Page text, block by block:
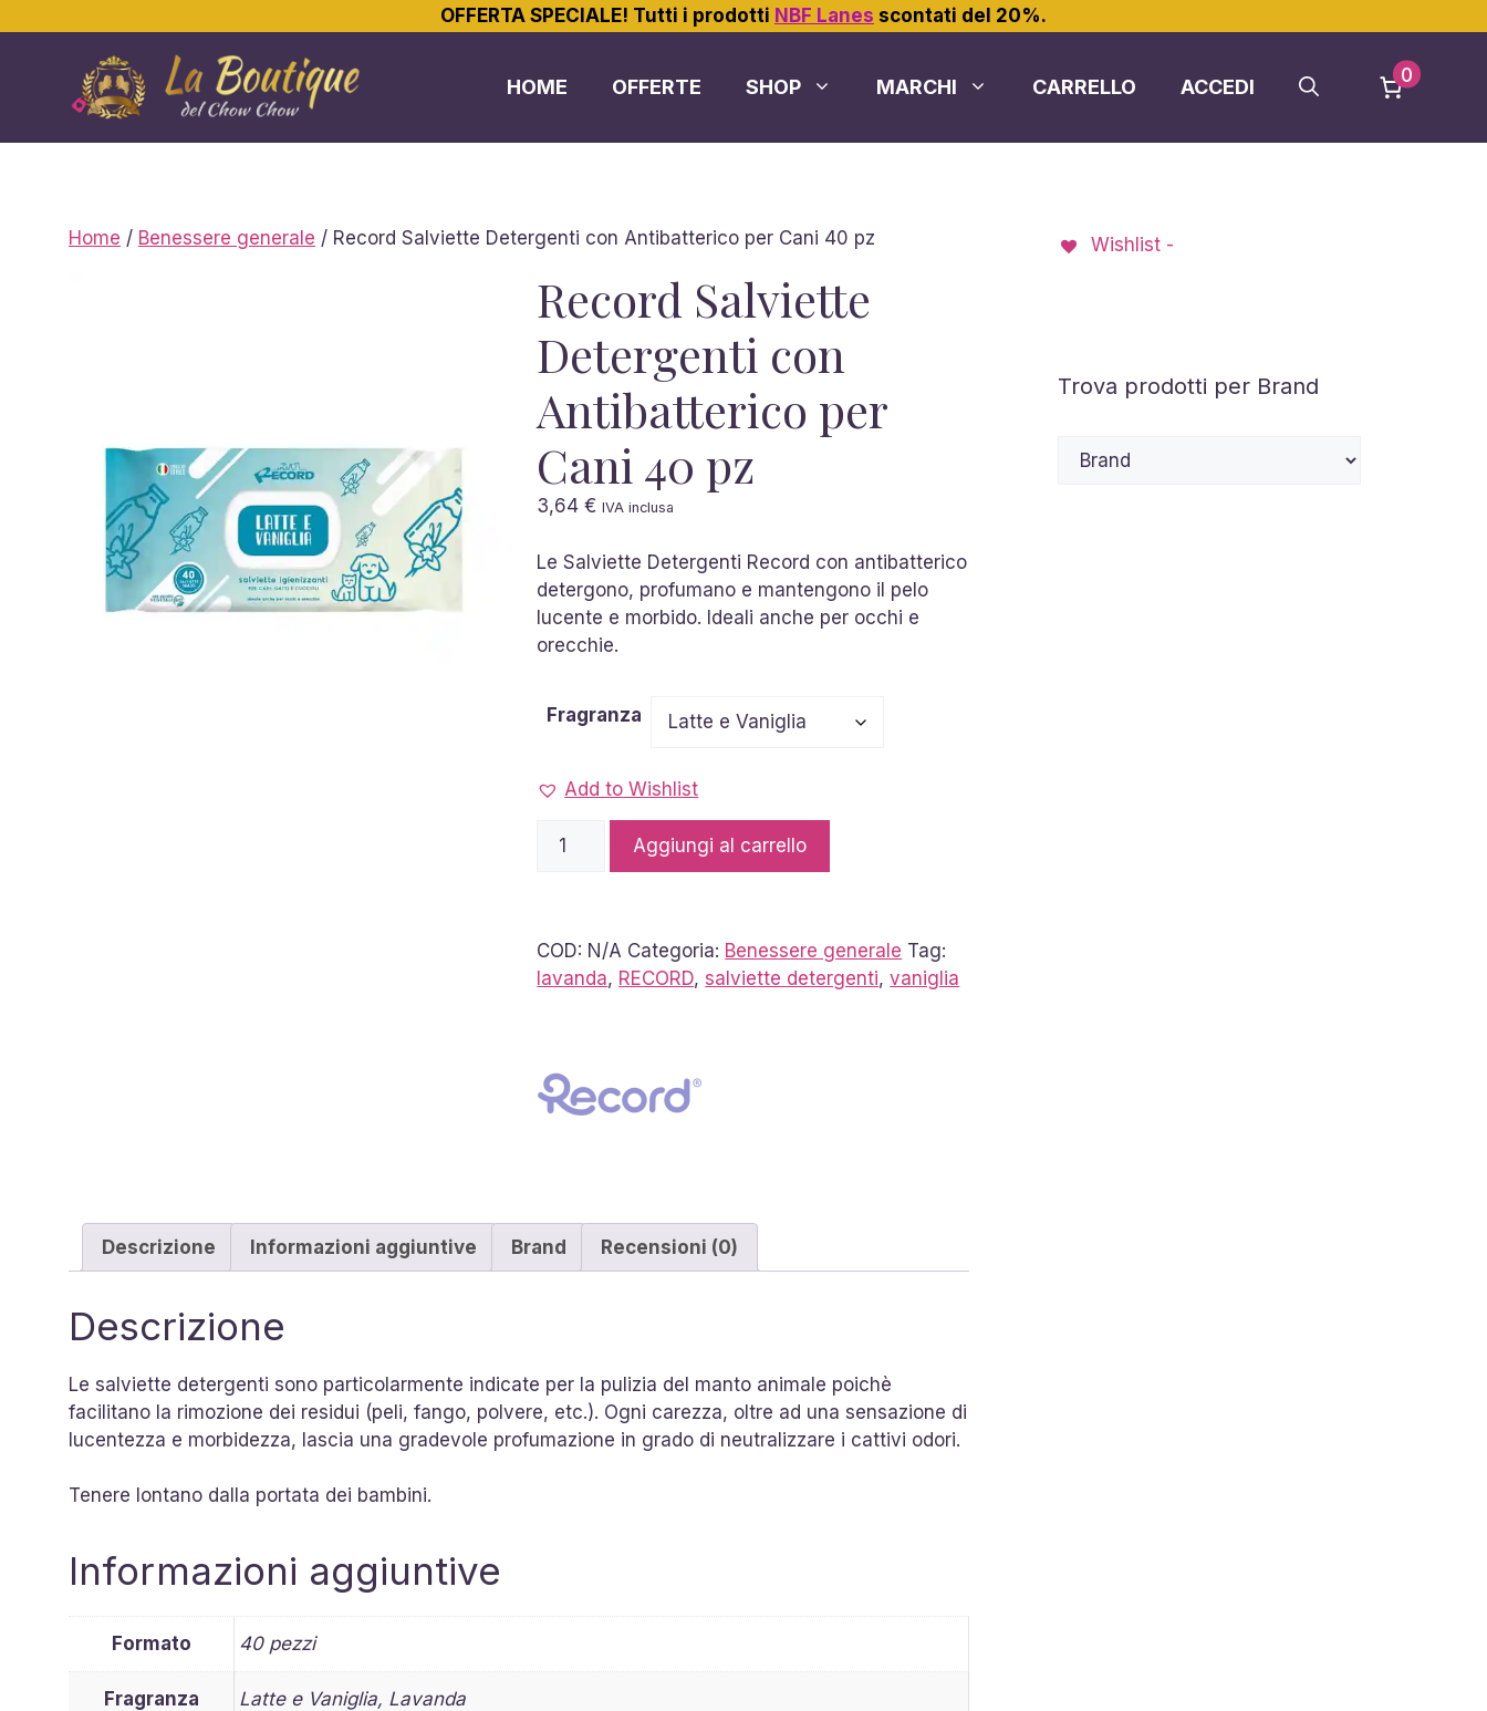
OFFERTA SPECIALE! Tutti i prodotti NBF Lanes scontati del 20%.
contenuto
HOME OFFERTE SHOP MARCHI CARRELLO ACCEDI
0
Home / Benessere generale / Record Salviette Detergenti con Antibatterico per Cani 40 pz
Record Salviette
Detergenti con
Antibatterico per
Cani 40 pz
3,64€ IVA inclusa
Le Salviette Detergenti Record con antibatterico
detergono, profumano e mantengono il pelo
lucente e morbido. Ideali anche per occhi e
orecchie.
Fragranza
Add to Wishlist
Record
Antibatterico
per
quantità
Aggiungi al carrello
COD: N/A Categoria: Benessere generale Tag:
lavanda, RECORD,salviette detergenti,vaniglia
Descrizione Informazioni aggiuntive Brand Recensioni (0)
Descrizione
Le salviette detergenti sono particolarmente indicate per la pulizia del manto animale poichè
facilitano la rimozione dei residui (peli, fango, polvere, etc.). Ogni carezza, oltre ad una sensazione di
lucentezza e morbidezza, lascia una gradevole profumazione in grado di neutralizzare i cattivi odori.
Tenere lontano dalla portata dei bambini.
Informazioni aggiuntive
Formato 40 pezzi
Fragranza Latte e Vaniglia, Lavanda
Wishlist -
Trova prodotti per Brand